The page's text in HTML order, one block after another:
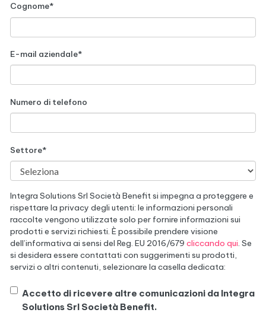
Cognome*
E-mail aziendale*
Numero di telefono
Settore*
Integra Solutions Srl Società Benefit si impegna a proteggere e
rispettare la privacy degli utenti: le informazioni personali
raccolte vengono utilizzate solo per fornire informazioni sui
prodotti e servizi richiesti. È possibile prendere visione
dell’informativa ai sensi del Reg. EU 2016/679 cliccando qui. Se
si desidera essere contattati con suggerimenti su prodotti,
servizi o altri contenuti, selezionare la casella dedicata:
Accetto di ricevere altre comunicazioni da Integra
Solutions Srl Società Benefit.